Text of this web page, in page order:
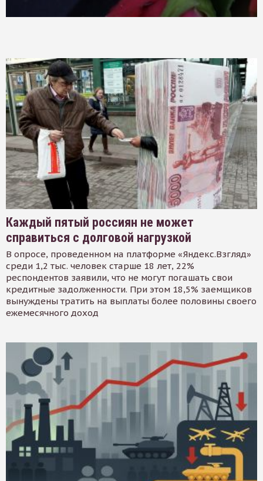
Каждый пятый россиян не может
справиться с долговой нагрузкой
В опросе, проведенном на платформе «Яндекс.Взгляд»
среди 1,2 тыс. человек старше 18 лет, 22%
респондентов заявили, что не могут погашать свои
кредитные задолженности. При этом 18,5% заемщиков
вынуждены тратить на выплаты более половины своего
ежемесячного доход